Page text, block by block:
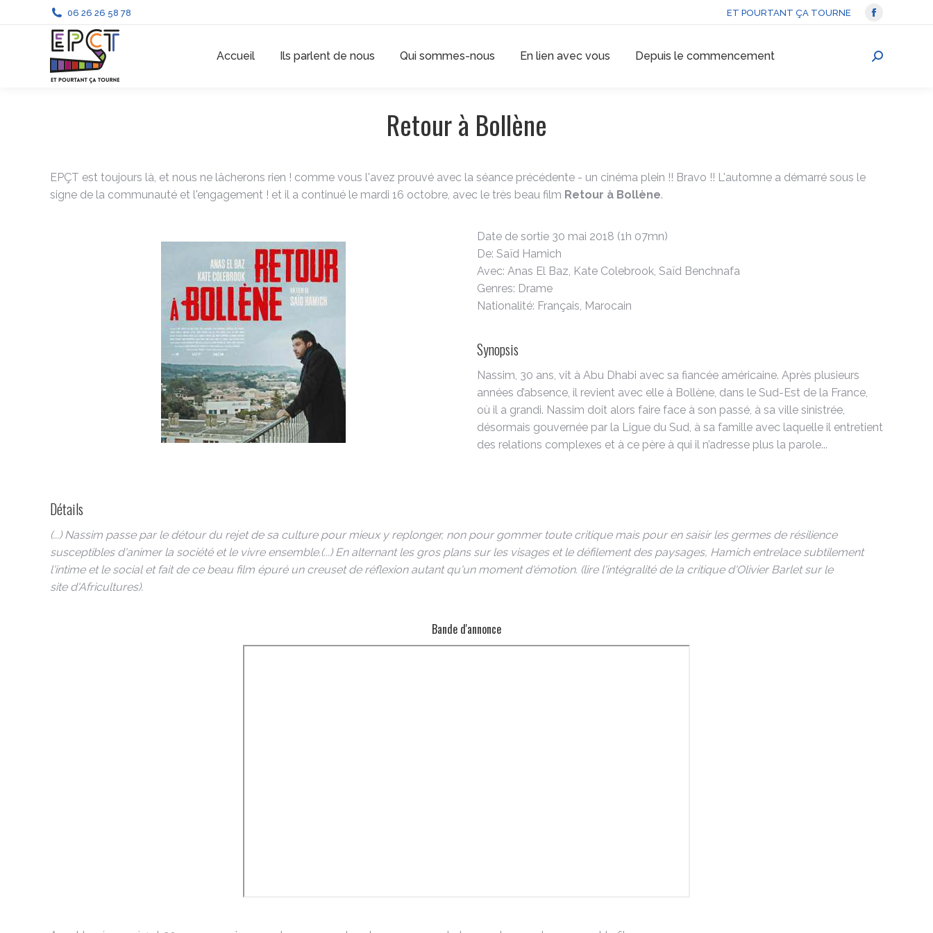
06 26 26 58 78 ET POURTANT ÇA TOURNE
La
Facebook
Accueil Ils parlent de nous Qui sommes-nous En lien avec vous Depuis le commencement
Recherche
Retour à Bollène
EPÇT est toujours là, et nous ne lâcherons rien ! comme vous l'avez prouvé avec la séance précédente - un cinéma plein !! Bravo !! L'automne a démarré sous le
signe de la communauté et l'engagement ! et il a continué le mardi 16 octobre, avec le très beau film Retour à Bollène.
Date de sortie 30 mai 2018 (1h 07mn)
De: Saïd Hamich
Avec: Anas El Baz, Kate Colebrook, Saïd Benchnafa
Genres: Drame
Nationalité: Français, Marocain
Synopsis
Nassim, 30 ans, vit à Abu Dhabi avec sa fiancée américaine. Après plusieurs
années d’absence, il revient avec elle à Bollène, dans le Sud-Est de la France,
où il a grandi. Nassim doit alors faire face à son passé, à sa ville sinistrée,
désormais gouvernée par la Ligue du Sud, à sa famille avec laquelle il entretient
des relations complexes et à ce père à qui il n’adresse plus la parole...
Détails
(...) Nassim passe par le détour du rejet de sa culture pour mieux y replonger, non pour gommer toute critique mais pour en saisir les germes de résilience
susceptibles d'animer la société et le vivre ensemble.(...) En alternant les gros plans sur les visages et le défilement des paysages, Hamich entrelace subtilement
l'intime et le social et fait de ce beau film épuré un creuset de réflexion autant qu'un moment d'émotion. (lire l'intégralité de la critique d'Olivier Barlet sur le
site d'Africultures).
Bande d'annonce